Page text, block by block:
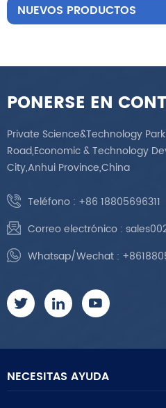
NUEVOS PRODUCTOS
PONERSE EN
Private Science&Technology
Road,Economic & Technology
City,Anhui Province,China
Teléfono : +86 18805696311
Correo electrónico :
Whatsap/Wechat :
NECESITAS AYUDA